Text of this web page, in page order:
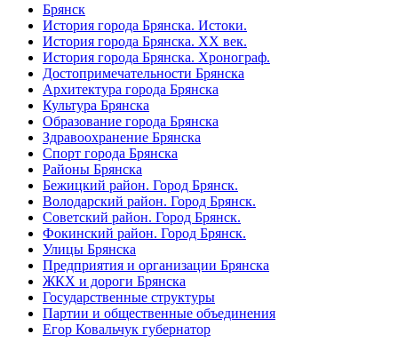
Брянск
История города Брянска. Истоки.
История города Брянска. XX век.
История города Брянска. Хронограф.
Достопримечательности Брянска
Архитектура города Брянска
Культура Брянска
Образование города Брянска
Здравоохранение Брянска
Спорт города Брянска
Районы Брянска
Бежицкий район. Город Брянск.
Володарский район. Город Брянск.
Советский район. Город Брянск.
Фокинский район. Город Брянск.
Улицы Брянска
Предприятия и организации Брянска
ЖКХ и дороги Брянска
Государственные структуры
Партии и общественные объединения
Егор Ковальчук губернатор